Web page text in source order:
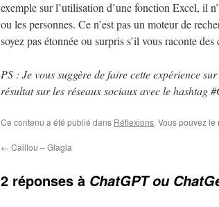
exemple sur l’utilisation d’une fonction Excel, il
ou les personnes. Ce n’est pas un moteur de
soyez pas étonnée ou surpris s’il vous raconte
PS : Je vous suggère de faire cette expérience
résultat sur les réseaux sociaux avec le hashtag
Ce contenu a été publié dans Réflexions. Vous pouvez
← Caillou – Glagla
2 réponses à ChatGPT ou